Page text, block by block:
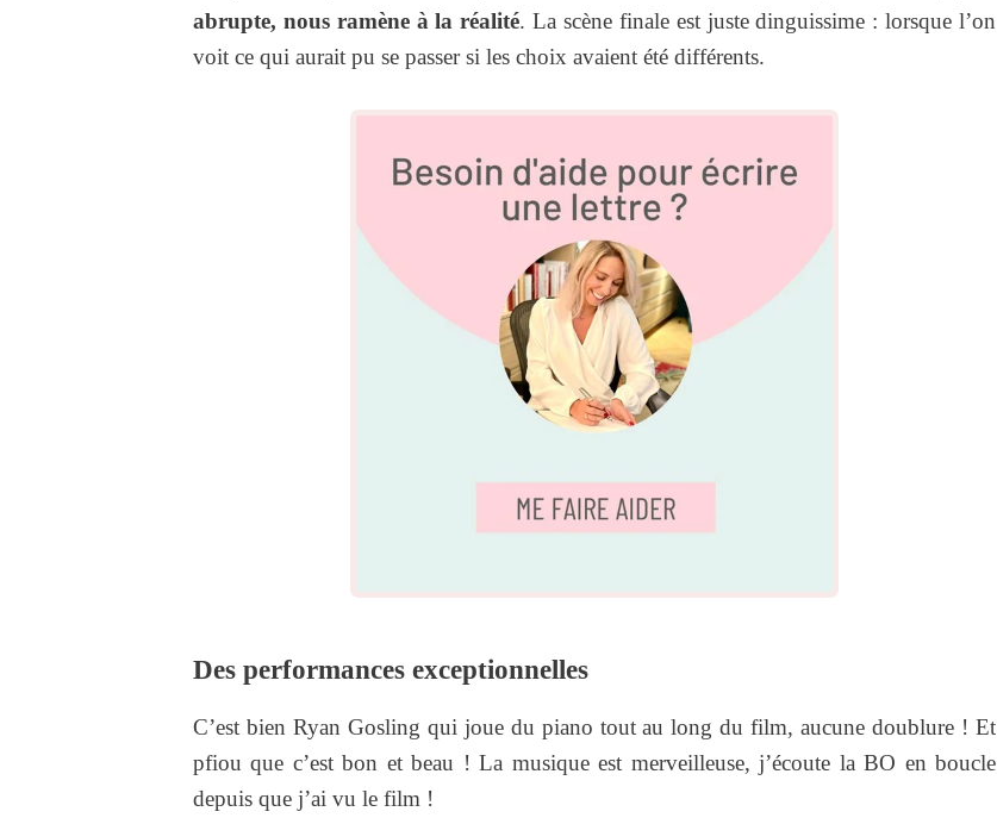
abrupte, nous ramène à la réalité. La scène finale est juste dinguissime : lorsque l’on
voit ce qui aurait pu se passer si les choix avaient été différents.
Des performances exceptionnelles
C’est bien Ryan Gosling qui joue du piano tout au long du film, aucune doublure ! Et
pfiou que c’est bon et beau ! La musique est merveilleuse, j’écoute la BO en boucle
depuis que j’ai vu le film !